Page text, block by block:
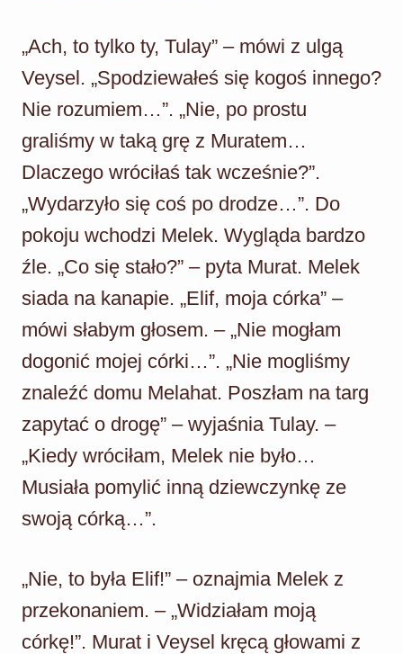
„Ach, to tylko ty, Tulay” – mówi z ulgą
Veysel. „Spodziewałeś się kogoś innego?
Nie rozumiem…”. „Nie, po prostu
graliśmy w taką grę z Muratem…
Dlaczego wróciłaś tak wcześnie?”.
„Wydarzyło się coś po drodze…”. Do
pokoju wchodzi Melek. Wygląda bardzo
źle. „Co się stało?” – pyta Murat. Melek
siada na kanapie. „Elif, moja córka” –
mówi słabym głosem. – „Nie mogłam
dogonić mojej córki…”. „Nie mogliśmy
znaleźć domu Melahat. Poszłam na targ
zapytać o drogę” – wyjaśnia Tulay. –
„Kiedy wróciłam, Melek nie było…
Musiała pomylić inną dziewczynkę ze
swoją córką…”.
„Nie, to była Elif!” – oznajmia Melek z
przekonaniem. – „Widziałam moją
córkę!”. Murat i Veysel kręcą głowami z